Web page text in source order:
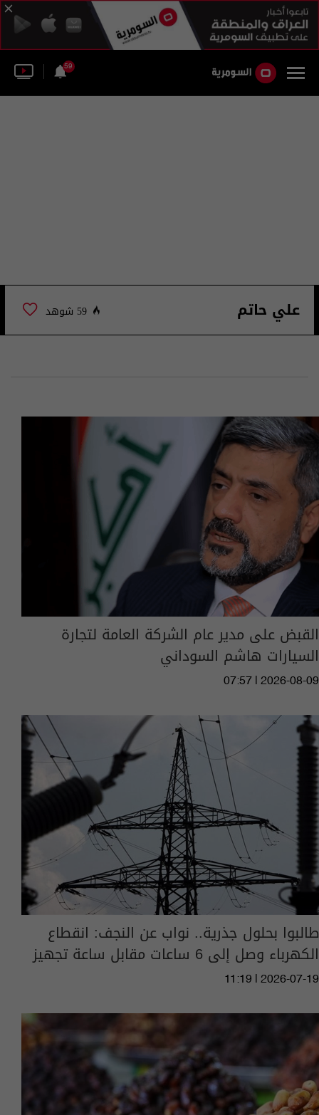
59
علي حاتم 59 شوهد
القبض على مدير عام الشركة العامة لتجارة
السيارات هاشم السوداني
07:57 | 2026-08-09
طالبوا بحلول جذرية.. نواب عن النجف: انقطاع
الكهرباء وصل إلى 6 ساعات مقابل ساعة تجهيز
11:19 | 2026-07-19